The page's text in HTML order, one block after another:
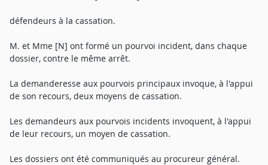
défendeurs à la cassation.
M. et Mme [N] ont formé un pourvoi incident, dans chaque
dossier, contre le même arrêt.
La demanderesse aux pourvois principaux invoque, à l'appui
de son recours, deux moyens de cassation.
Les demandeurs aux pourvois incidents invoquent, à l'appui
de leur recours, un moyen de cassation.
Les dossiers ont été communiqués au procureur général.